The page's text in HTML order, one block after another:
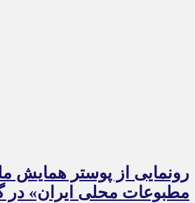
رونمایی از پوستر همایش
مطبوعات محلی ایران» در